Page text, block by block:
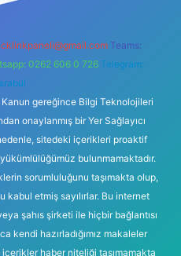
Teams:
0262 606 0 726 Telegram:
Kanun gereğince Bilgi Teknolojileri
onaylanmış bir Yer Sağlayıcı
sitedeki içerikleri proaktif
bulunmamaktadır.
sorumluluğunu taşımakta olup,
etmiş sayılırlar. Bu internet
şahıs şirketi ile hiçbir bağlantısı
kendi hazırladığımız makaleler
içerikler haber niteliği taşımamakta